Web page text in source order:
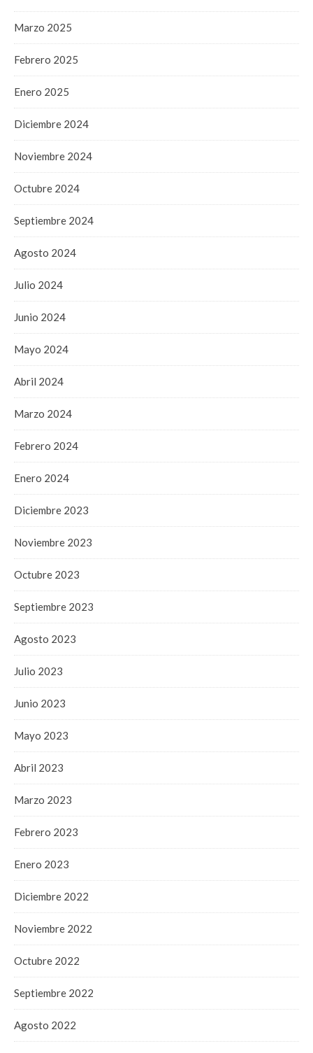
Marzo 2025
Febrero 2025
Enero 2025
Diciembre 2024
Noviembre 2024
Octubre 2024
Septiembre 2024
Agosto 2024
Julio 2024
Junio 2024
Mayo 2024
Abril 2024
Marzo 2024
Febrero 2024
Enero 2024
Diciembre 2023
Noviembre 2023
Octubre 2023
Septiembre 2023
Agosto 2023
Julio 2023
Junio 2023
Mayo 2023
Abril 2023
Marzo 2023
Febrero 2023
Enero 2023
Diciembre 2022
Noviembre 2022
Octubre 2022
Septiembre 2022
Agosto 2022